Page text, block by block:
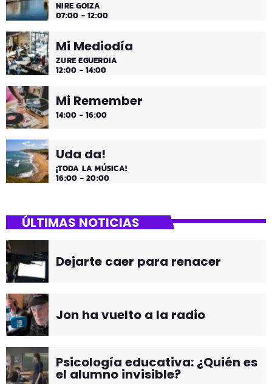
NIRE GOIZA
07:00 - 12:00
Mi Mediodía
ZURE EGUERDIA
12:00 - 14:00
Mi Remember
14:00 - 16:00
Uda da!
¡TODA LA MÚSICA!
16:00 - 20:00
ÚLTIMAS NOTICIAS
Dejarte caer para renacer
Jon ha vuelto a la radio
Psicología educativa: ¿Quién es
el alumno invisible?